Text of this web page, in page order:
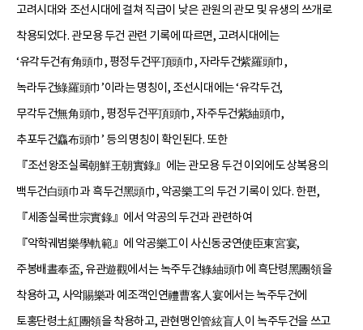
고려시대와 조선시대에 걸쳐 직급이 낮은 관원의 관모 및 유생의 쓰개로
착용되었다. 관모용 두건 관련 기록에 따르면, 고려시대에는
‘유각두건有角頭巾, 평정두건平頂頭巾, 자라두건紫羅頭巾,
녹라두건綠羅頭巾’이라는 명칭이, 조선시대에는 ‘유각두건,
무각두건無角頭巾, 평정두건平頂頭巾, 자주두건紫紬頭巾,
추포두건麤布頭巾’ 등의 명칭이 확인된다. 또한
『조선왕조실록朝鮮王朝實錄』에는 관모용 두건 이외에도 상복용의
백두건白頭巾과 흑두건黑頭巾, 악공樂工의 두건 기록이 있다. 한편,
『세종실록世宗實錄』에서 악공의 두건과 관련하여
『악학궤범樂學軌範』에 악공樂工이 사신동궁연使臣東宮宴,
주봉배晝奉盃, 유관遊觀에서는 녹주두건綠紬頭巾에 흑단령黑團領을
착용하고, 사악賜樂과 예조객인연禮曹客人宴에서는 녹주두건에
토홍단령土紅團領을 착용하고, 관현맹인管絃盲人이 녹주두건을 쓰고